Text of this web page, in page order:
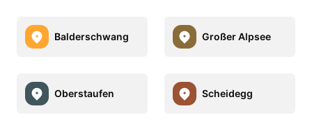
Balderschwang Großer Alpsee
Oberstaufen Scheidegg